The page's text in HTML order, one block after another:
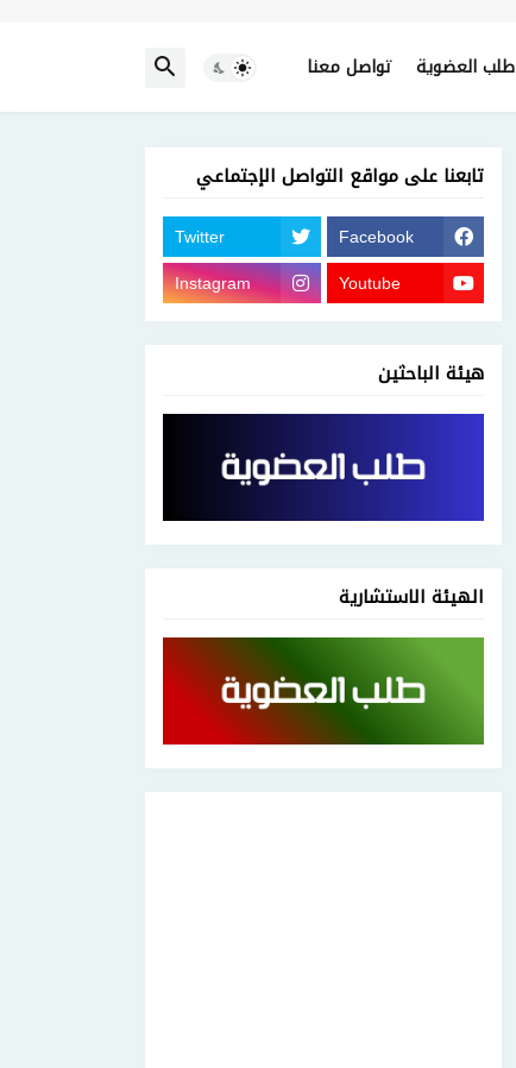
طلب العضوية تواصل معنا
تابعنا على مواقع التواصل الإجتماعي
Facebook
Twitter
Youtube
Instagram
هيئة الباحثين
الهيئة الاستشارية